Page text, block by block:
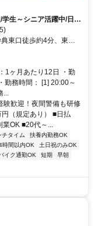
学生～シニア活躍中/日払
東口徒歩約4分、東京
東京メトロ東西線/ＪＲ
支社)千葉県船橋市葛
1ヶ月あたり12日 ・勤
勤務時間： [1] 20:00～
歓迎！夜間警備も研修
（規定あり） ■日払
OK ■20代～...
チタイム
扶養内勤務OK
時間以内OK
土日祝のみOK
イク通勤OK 短期
早朝